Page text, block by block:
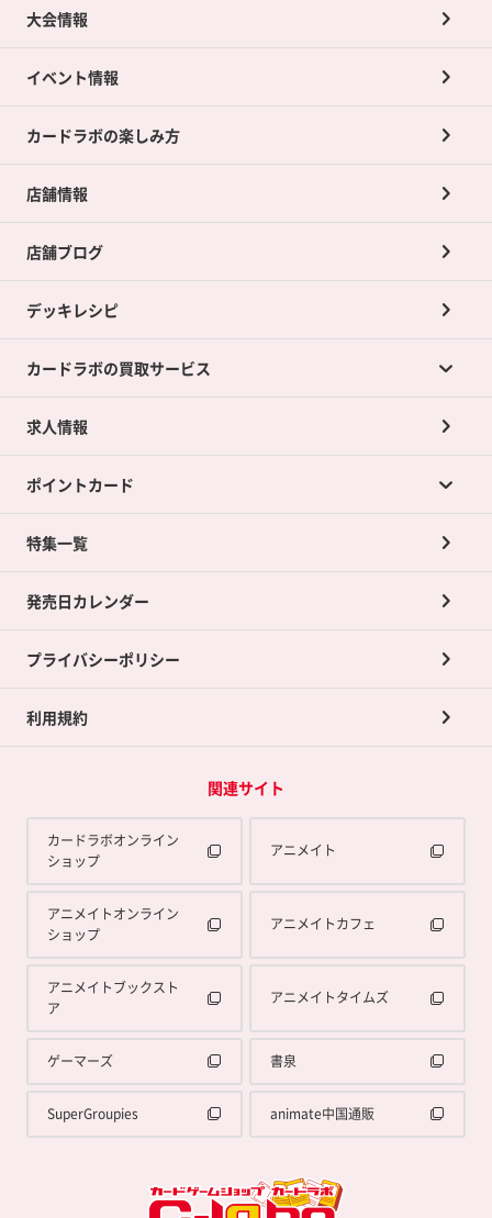
大会情報
イベント情報
カードラボの楽しみ方
店舗情報
店舗ブログ
デッキレシピ
カードラボの買取サービス
カードラボの買取サービスTOP
店舗買取について
ネット買取について
買取承諾書について
求人情報
ポイントカード
ポイントカードTOP
ポイント交換景品
特集一覧
発売日カレンダー
プライバシーポリシー
利用規約
関連サイト
カードラボオンライン
ショップ
アニメイト
アニメイトオンライン
ショップ
アニメイトカフェ
アニメイトブックスト
ア
アニメイトタイムズ
ゲーマーズ 書泉
SuperGroupies animate中国通販